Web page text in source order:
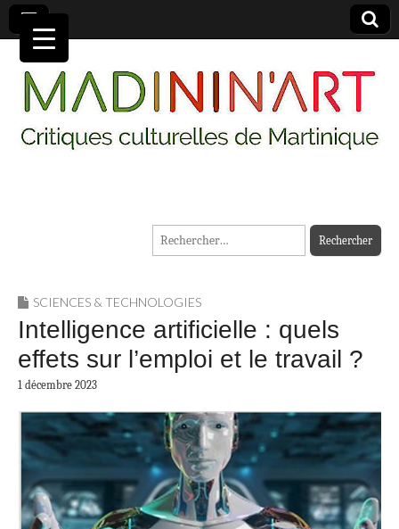
MADININ'ART
Rechercher :
SCIENCES & TECHNOLOGIES
Intelligence artificielle : quels
effets sur l’emploi et le travail ?
1 décembre 2023